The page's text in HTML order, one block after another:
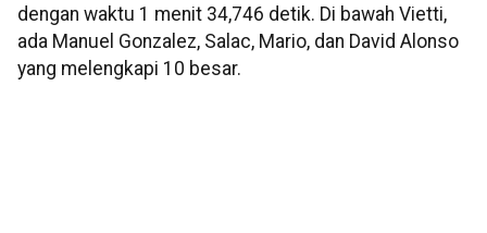
dengan waktu 1 menit 34,746 detik. Di bawah Vietti,
ada Manuel Gonzalez, Salac, Mario, dan David Alonso
yang melengkapi 10 besar.